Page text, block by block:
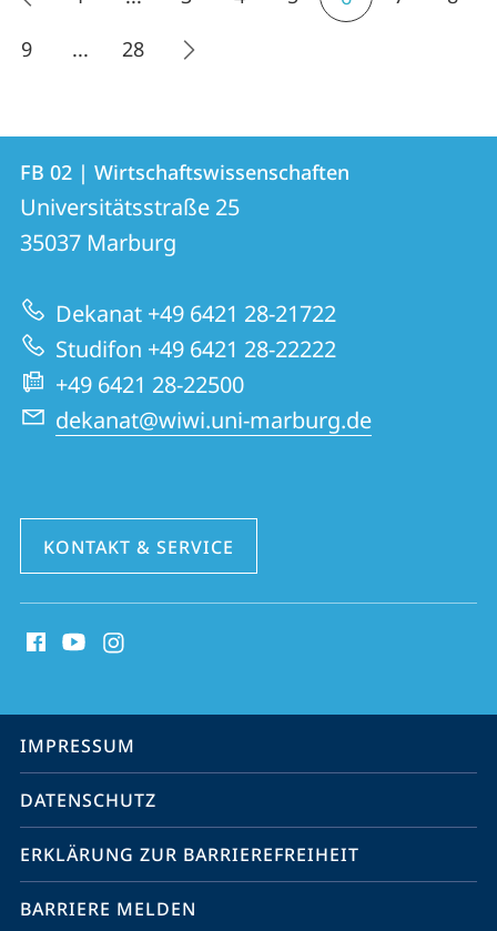
9
... 28
Kontakt
und
Informationen
zur
Website
Kontaktinformationen
FB
02
|
Wirtschaftswissenschaften
FB 02 | Wirtschaftswissenschaften
Universitätsstraße 25
35037 Marburg
Dekanat +49 6421 28-21722
Studifon +49 6421 28-22222
+49 6421 28-22500
dekanat@wiwi.uni-marburg.de
KONTAKT & SERVICE
Media
Service-
Navigation
IMPRESSUM
DATENSCHUTZ
ERKLÄRUNG ZUR BARRIEREFREIHEIT
BARRIERE MELDEN